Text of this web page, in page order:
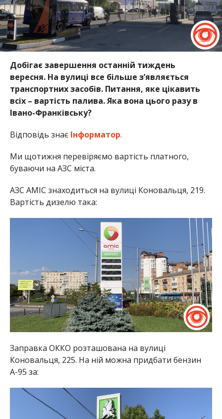
Добігає завершення останній тиждень
вересня. На вулиці все більше зʼявляється
транспортних засобів. Питання, яке цікавить
всіх – вартість палива. Яка вона цього разу в
Івано-Франківську?
Відповідь знає Інформатор.
Ми щотижня перевіряємо вартість платного,
буваючи на АЗС міста.
АЗС AMIC знаходиться на вулиці Коновальця, 219.
Вартість дизелю така:
Заправка ОККО розташована на вулиці
Коновальця, 225. На ній можна придбати бензин
А-95 за: